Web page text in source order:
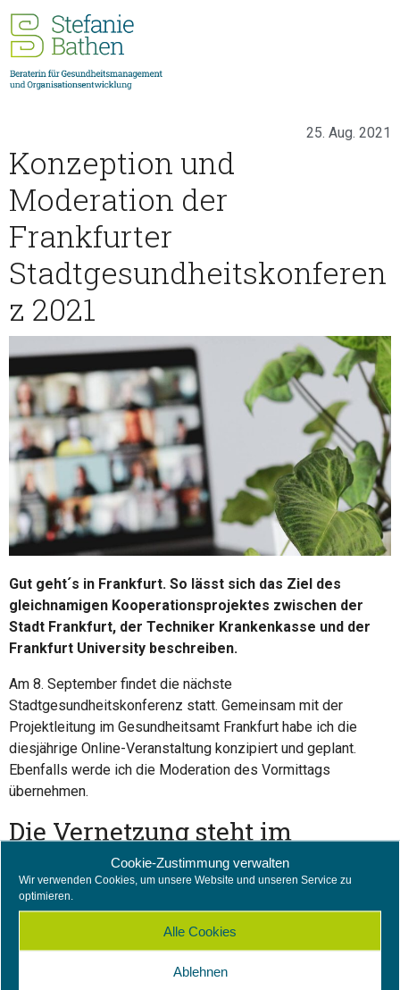
Cookie-Zustimmung verwalten
Wir verwenden Cookies, um unsere Website und unseren Service zu
optimieren.
Alle Cookies
Ablehnen
25. Aug. 2021
Konzeption und
Moderation der
Frankfurter
Stadtgesundheitskonferen
z 2021
Gut geht´s in Frankfurt. So lässt sich das Ziel des
gleichnamigen Kooperationsprojektes zwischen der
Stadt Frankfurt, der Techniker Krankenkasse und der
Frankfurt University beschreiben.
Am 8. September findet die nächste
Stadtgesundheitskonferenz statt. Gemeinsam mit der
Projektleitung im Gesundheitsamt Frankfurt habe ich die
diesjährige Online-Veranstaltung konzipiert und geplant.
Ebenfalls werde ich die Moderation des Vormittags
übernehmen.
Die Vernetzung steht im
Mittelpunkt
Schwerpunkt der diesjährigen Veranstaltung ist die
Vernetzung der Akteure vor Ort. Dazu gibt es einen Einblick
wie Maßnahmen der Gesundheitsförderung während der
auch darauf geblickt werden, was eine „gesunde Kommune“